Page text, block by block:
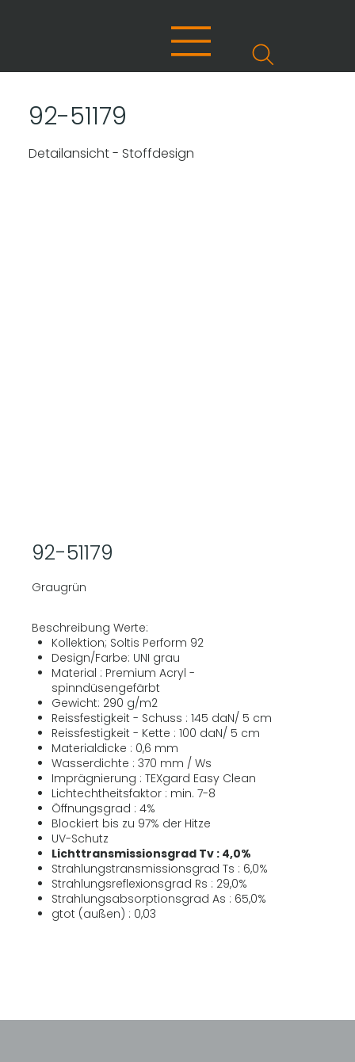
92-51179
Detailansicht - Stoffdesign
92-51179
Graugrün
Beschreibung Werte:
Kollektion; Soltis Perform 92
Design/Farbe: UNI grau
Material : Premium Acryl -
spinndüsengefärbt
Gewicht: 290 g/m2
Reissfestigkeit - Schuss : 145 daN/ 5 cm
Reissfestigkeit - Kette : 100 daN/ 5 cm
Materialdicke : 0,6 mm
Wasserdichte : 370 mm / Ws
Imprägnierung : TEXgard Easy Clean
Lichtechtheitsfaktor : min. 7-8
Öffnungsgrad : 4%
Blockiert bis zu 97% der Hitze
UV-Schutz
Lichttransmissionsgrad Tv : 4,0%
Strahlungstransmissionsgrad Ts : 6,0%
Strahlungsreflexionsgrad Rs : 29,0%
Strahlungsabsorptionsgrad As : 65,0%
gtot (außen) : 0,03